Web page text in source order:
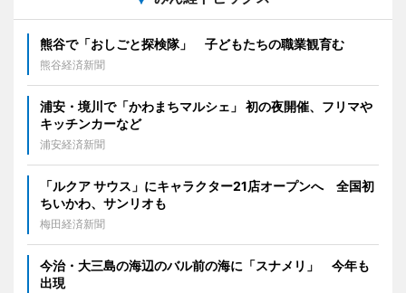
熊谷で「おしごと探検隊」 子どもたちの職業観育む
熊谷経済新聞
浦安・境川で「かわまちマルシェ」 初の夜開催、フリマや
キッチンカーなど
浦安経済新聞
「ルクア サウス」にキャラクター21店オープンへ 全国初
ちいかわ、サンリオも
梅田経済新聞
今治・大三島の海辺のバル前の海に「スナメリ」 今年も
出現